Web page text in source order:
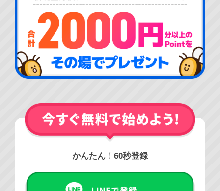
かんたん！60秒登録